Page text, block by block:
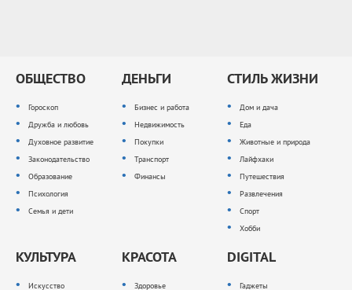
ОБЩЕСТВО
Гороскоп
Дружба и любовь
Духовное развитие
Законодательство
Образование
Психология
Семья и дети
ДЕНЬГИ
Бизнес и работа
Недвижимость
Покупки
Транспорт
Финансы
СТИЛЬ ЖИЗНИ
Дом и дача
Еда
Животные и природа
Лайфхаки
Путешествия
Развлечения
Спорт
Хобби
КУЛЬТУРА
Искусство
КРАСОТА
Здоровье
DIGITAL
Гаджеты